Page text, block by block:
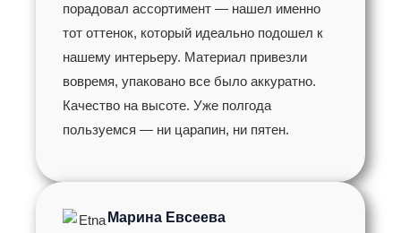
порадовал ассортимент — нашел именно
тот оттенок, который идеально подошел к
нашему интерьеру. Материал привезли
вовремя, упаковано все было аккуратно.
Качество на высоте. Уже полгода
пользуемся — ни царапин, ни пятен.
Марина Евсеева